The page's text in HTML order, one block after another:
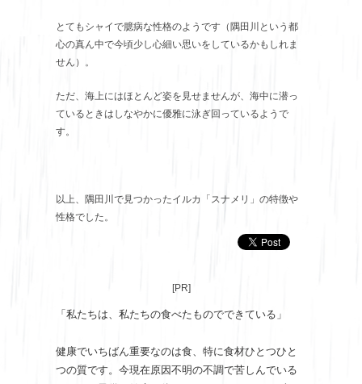
とてもシャイで臆病な性格のようです（隅田川という都
心の真ん中で今頃少し心細い思いをしているかもしれま
せん）。
ただ、海上にはほとんど姿を見せませんが、海中に潜っ
ているときはしなやかに優雅に泳ぎ回っているようで
す。
以上、隅田川で見つかったイルカ「スナメリ」の特徴や
性格でした。
[PR]
「私たちは、私たちの食べたものでできている」
健康でいちばん重要なのは食、特に食材ひとつひと
つの質です。今現在原因不明の不調で苦しんでいる